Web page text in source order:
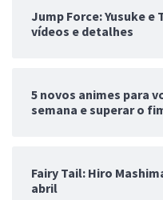
Jump Force: Yusuke
vídeos e detalhes
5 novos animes para
semana e superar o
Fairy Tail: Hiro
abril